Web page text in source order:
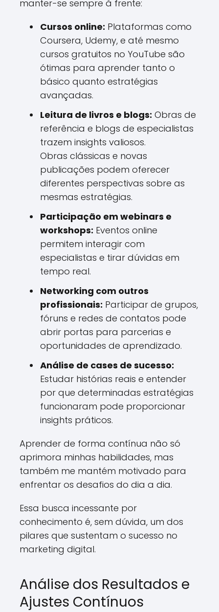
manter-se sempre à frente:
Cursos online: Plataformas como
Coursera, Udemy, e até mesmo
cursos gratuitos no YouTube são
ótimas para aprender tanto o
básico quanto estratégias
avançadas.
Leitura de livros e blogs: Obras de
referência e blogs de especialistas
trazem insights valiosos.
Obras clássicas e novas
publicações podem oferecer
diferentes perspectivas sobre as
mesmas estratégias.
Participação em webinars e
workshops: Eventos online
permitem interagir com
especialistas e tirar dúvidas em
tempo real.
Networking com outros
profissionais: Participar de grupos,
fóruns e redes de contatos pode
abrir portas para parcerias e
oportunidades de aprendizado.
Análise de cases de sucesso:
Estudar histórias reais e entender
por que determinadas estratégias
funcionaram pode proporcionar
insights práticos.
Aprender de forma contínua não só
aprimora minhas habilidades, mas
também me mantém motivado para
enfrentar os desafios do dia a dia.
Essa busca incessante por
conhecimento é, sem dúvida, um dos
pilares que sustentam o sucesso no
marketing digital.
Análise dos Resultados e
Ajustes Contínuos